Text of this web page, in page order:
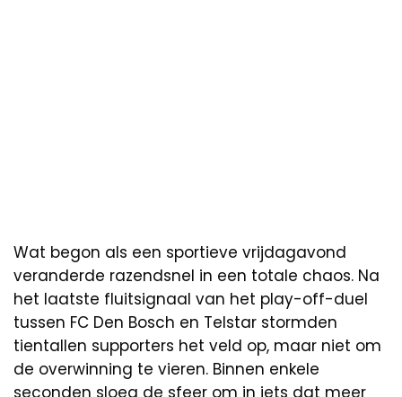
Wat begon als een sportieve vrijdagavond
veranderde razendsnel in een totale chaos. Na
het laatste fluitsignaal van het play-off-duel
tussen FC Den Bosch en Telstar stormden
tientallen supporters het veld op, maar niet om
de overwinning te vieren. Binnen enkele
seconden sloeg de sfeer om in iets dat meer